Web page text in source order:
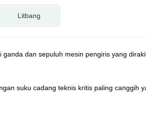
Litbang
dan sepuluh mesin pengiris yang
suku cadang teknis kritis paling canggih